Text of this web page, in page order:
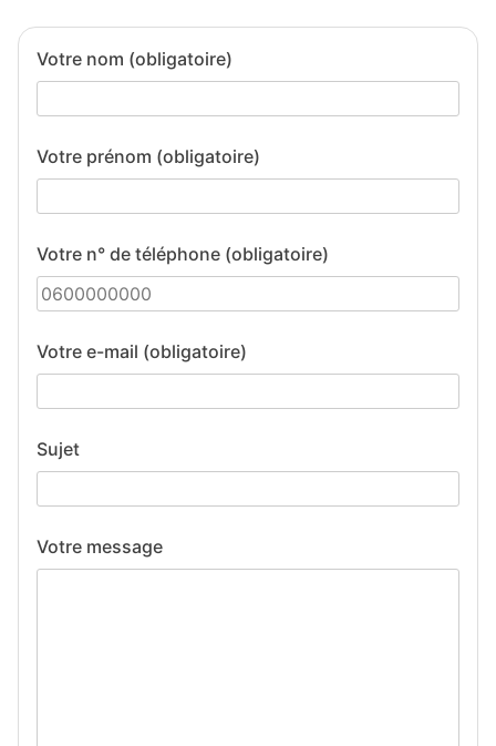
Votre nom (obligatoire)
Votre prénom (obligatoire)
Votre n° de téléphone (obligatoire)
Votre e-mail (obligatoire)
Sujet
Votre message